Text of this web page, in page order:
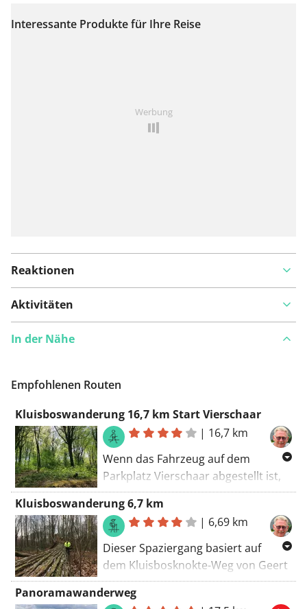
Auf Karte anzeigen
Interessante Produkte für Ihre Reise
Werbung
Reaktionen
Aktivitäten
In der Nähe
Empfohlenen Routen
Kluisboswanderung 16,7 km Start Vierschaar
| 16,7 km
Wenn das Fahrzeug auf dem
Parkplatz Vierschaar abgestellt ist,
kann eine abenteuerliche Tour
beginnen. Dies ist ein sehr schöner,
natürlicher Panoramawanderweg.
Gutes Wanderschuhwerk ist
natürlich wünschenswert, aber die
Strecke erfordert keine zusätzliche
Ausrüstung. Angesichts der sanften
Kluisboswanderung 6,7 km
| 6,69 km
Dieser Spaziergang basiert auf
dem Kluisbosknokte-Weg von Geert
Vaneeckhout. Ich habe ihn ein wenig
angepasst und den Ausgangspunkt
Panoramawanderweg